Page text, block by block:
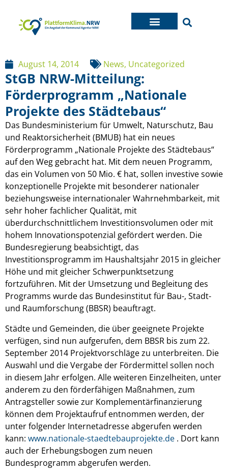
August 14, 2014 News, Uncategorized
StGB NRW-Mitteilung:
Förderprogramm „Nationale
Projekte des Städtebaus“
Das Bundesministerium für Umwelt, Naturschutz, Bau
und Reaktorsicherheit (BMUB) hat ein neues
Förderprogramm „Nationale Projekte des Städtebaus“
auf den Weg gebracht hat. Mit dem neuen Programm,
das ein Volumen von 50 Mio. € hat, sollen investive sowie
konzeptionelle Projekte mit besonderer nationaler
beziehungsweise internationaler Wahrnehmbarkeit, mit
sehr hoher fachlicher Qualität, mit
überdurchschnittlichem Investitionsvolumen oder mit
hohem Innovationspotenzial gefördert werden. Die
Bundesregierung beabsichtigt, das
Investitionsprogramm im Haushaltsjahr 2015 in gleicher
Höhe und mit gleicher Schwerpunktsetzung
fortzuführen. Mit der Umsetzung und Begleitung des
Programms wurde das Bundesinstitut für Bau-, Stadt-
und Raumforschung (BBSR) beauftragt.
Städte und Gemeinden, die über geeignete Projekte
verfügen, sind nun aufgerufen, dem BBSR bis zum 22.
September 2014 Projektvorschläge zu unterbreiten. Die
Auswahl und die Vergabe der Fördermittel sollen noch
in diesem Jahr erfolgen. Alle weiteren Einzelheiten, unter
anderem zu den förderfähigen Maßnahmen, zum
Antragsteller sowie zur Komplementärfinanzierung
können dem Projektaufruf entnommen werden, der
unter folgender Internetadresse abgerufen werden
kann: www.nationale-staedtebauprojekte.de . Dort kann
auch der Erhebungsbogen zum neuen
Bundesprogramm abgerufen werden.